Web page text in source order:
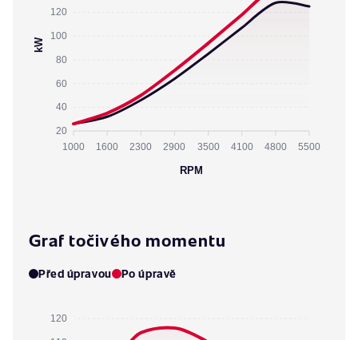
120
100
80
60
40
20
kW
1000 1600 2300 2900 3500 4100 4800 5500
RPM
Graf točivého momentu
Před úpravou Po úpravě
120